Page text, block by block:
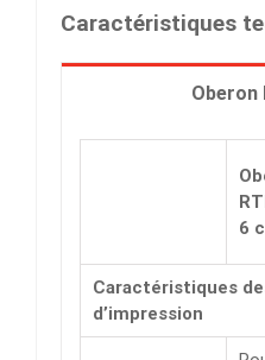
Caractéristiques
Oberon
6
Caractéristiques
d’impression